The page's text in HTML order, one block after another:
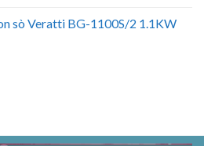
sò Veratti BG-1100S/2 1.1KW